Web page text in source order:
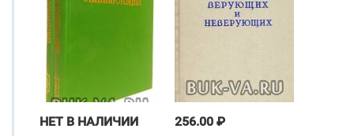
НЕТ В НАЛИЧИИ 256.00 ₽